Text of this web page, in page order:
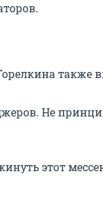
также
Не
этот